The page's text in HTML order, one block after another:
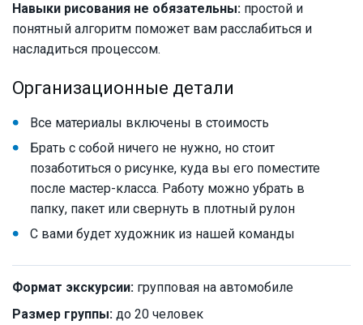
Навыки рисования не обязательны: простой и
понятный алгоритм поможет вам расслабиться и
насладиться процессом.
Организационные детали
Все материалы включены в стоимость
Брать с собой ничего не нужно, но стоит
позаботиться о рисунке, куда вы его поместите
после мастер-класса. Работу можно убрать в
папку, пакет или свернуть в плотный рулон
С вами будет художник из нашей команды
Формат экскурсии: групповая на автомобиле
Размер группы: до 20 человек